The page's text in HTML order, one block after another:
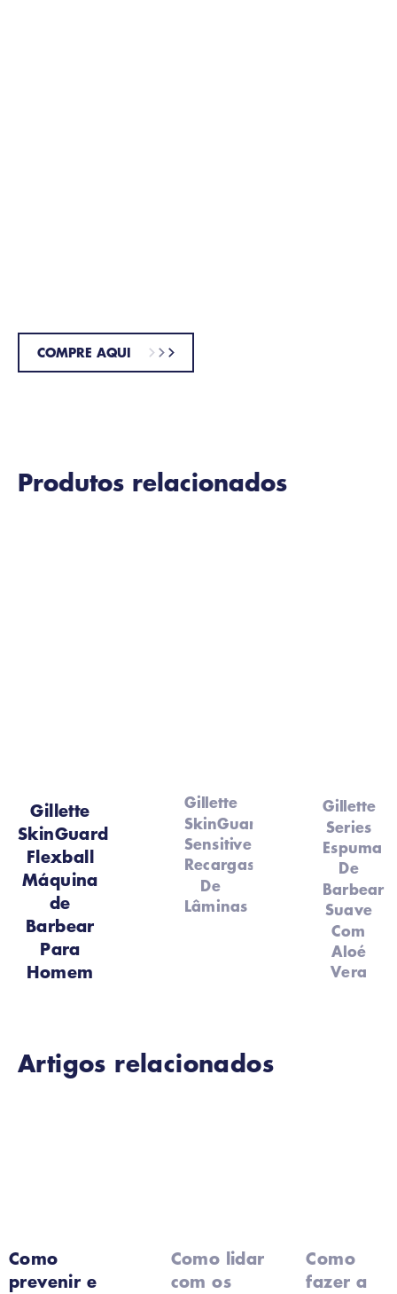
COMPRE AQUI
Produtos relacionados
Gillette
SkinGuard
Flexball
Máquina
de
Barbear
Para
Homem
Gillette
SkinGuard
Sensitive
Recargas
De
Lâminas
Gillette
Series
Espuma
De
Barbear
Suave
Com
Aloé
Vera
Artigos relacionados
Como
prevenir e
Como lidar
com os
Como
fazer a